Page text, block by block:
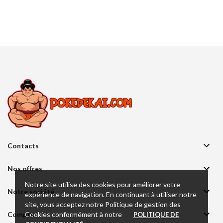
Notre site utilise des cookies pour améliorer votre
expérience de navigation. En continuant à utiliser notre
site, vous acceptez notre Politique de gestion des
Cookies conformément à notre
POLITIQUE DE
Contacts 
Nos offres 
Notre société 
Compte 